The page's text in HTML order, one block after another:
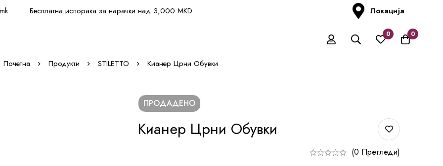
Бесплатна испорака за нарачки над 3,000 MKD Локација
0 0
Почетна Продукти STILETTO Кианер Црни Обувки
ПРОДАДЕНО
Кианер Црни Обувки
(0 Прегледи)